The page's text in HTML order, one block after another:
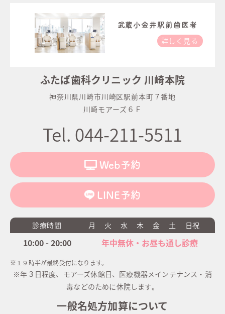
武蔵小金井駅前歯医者
詳しく見る
ふたば歯科クリニック 川崎本院
神奈川県川崎市川崎区駅前本町７番地
川崎モアーズ６Ｆ
Tel. 044-211-5511
Web予約
LINE予約
診療時間 月 火 水 木 金 土 日祝
10:00 - 20:00 年中無休・お昼も通し診療
※１９時半が最終受付になります。
※年３日程度、モアーズ休館日、医療機器メインテナンス・消
毒などのために休院します。
一般名処方加算について